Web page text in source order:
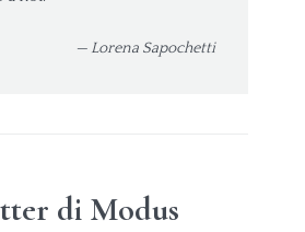
— Lorena Sapochetti
di Modus